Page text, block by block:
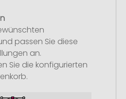
passen Sie diese
an.
Sie die konfigurierten